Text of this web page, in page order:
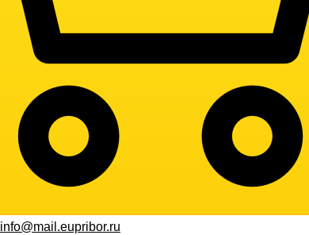
info@mail.eupribor.ru